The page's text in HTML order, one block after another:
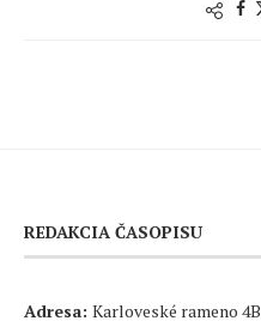
REDAKCIA ČASOPISU
Adresa: Karloveské rameno 4B